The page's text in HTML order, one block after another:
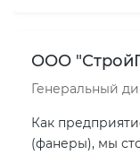
ООО
Генеральный
Как
(фанеры), мы